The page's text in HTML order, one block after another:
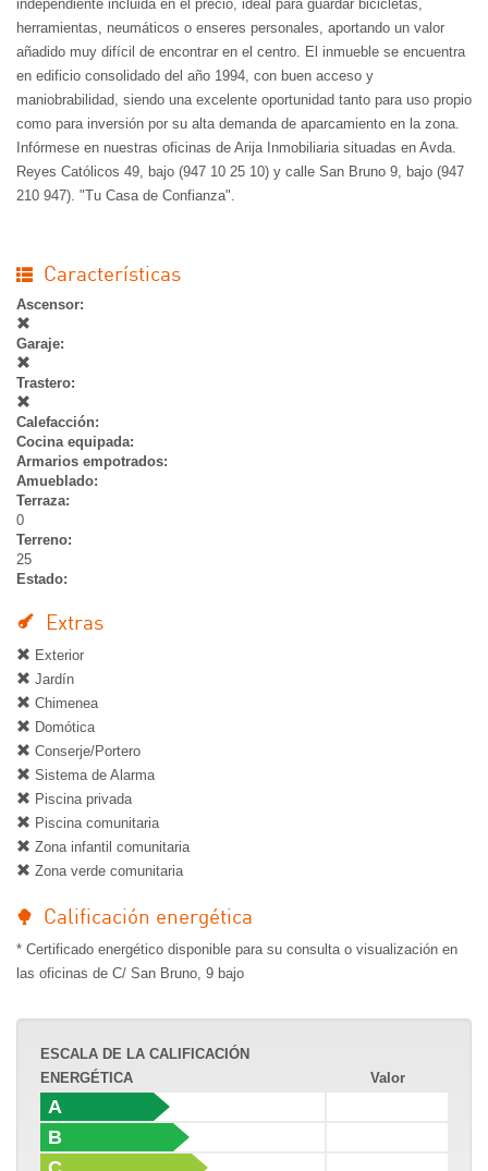
independiente incluida en el precio, ideal para guardar bicicletas,
herramientas, neumáticos o enseres personales, aportando un valor
añadido muy difícil de encontrar en el centro. El inmueble se encuentra
en edificio consolidado del año 1994, con buen acceso y
maniobrabilidad, siendo una excelente oportunidad tanto para uso propio
como para inversión por su alta demanda de aparcamiento en la zona.
Infórmese en nuestras oficinas de Arija Inmobiliaria situadas en Avda.
Reyes Católicos 49, bajo (947 10 25 10) y calle San Bruno 9, bajo (947
210 947). "Tu Casa de Confianza".
Características
Ascensor:
Garaje:
Trastero:
Calefacción:
Cocina equipada:
Armarios empotrados:
Amueblado:
Terraza:
0
Terreno:
25
Estado:
Extras
Exterior
Jardín
Chimenea
Domótica
Conserje/Portero
Sistema de Alarma
Piscina privada
Piscina comunitaria
Zona infantil comunitaria
Zona verde comunitaria
Calificación energética
* Certificado energético disponible para su consulta o visualización en
las oficinas de C/ San Bruno, 9 bajo
ESCALA DE LA CALIFICACIÓN
ENERGÉTICA
Valor
A
B